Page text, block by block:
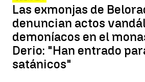
Las exmonjas de
denuncian actos
demoníacos en el
Derio: "Han entrado
satánicos"